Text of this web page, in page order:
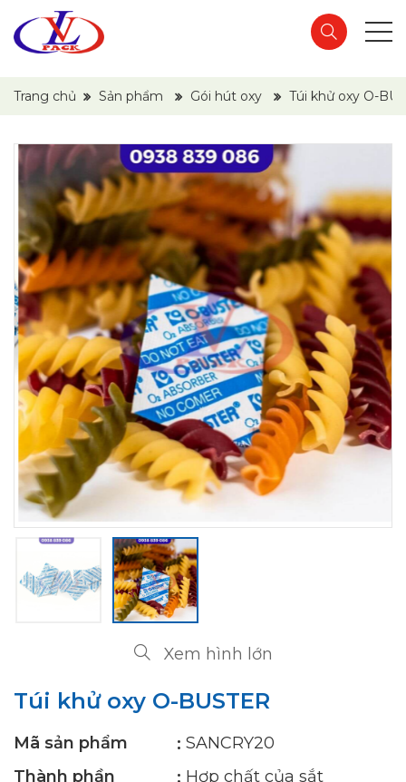
Trang chủ Sản phẩm Gói hút oxy Túi khử oxy O-
Xem hình lớn
Túi khử oxy O-BUSTER
Mã sản phẩm
SANCRY20
Thành phần
Hợp chất của sắt